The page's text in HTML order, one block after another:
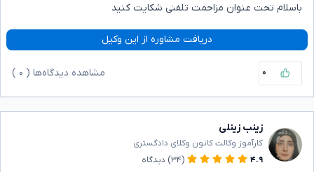
باسلام تحت عنوان مزاحمت تلفنی شکایت کنید
دریافت مشاوره از این وکیل
۰ مشاهده دیدگاه‌ها ( ۰
زینب زینلی
کارآموز وکالت کانون وکلای دادگستری
۴.۹
(۳۴) دیدگاه